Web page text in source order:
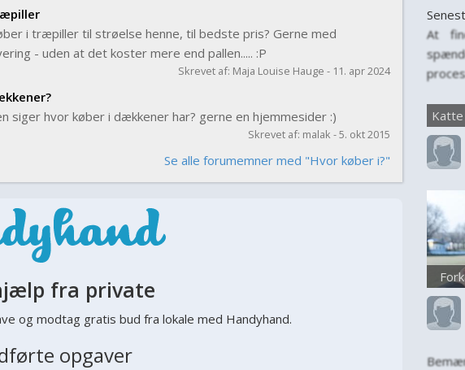
i træpiller til strøelse henne, til bedste pris? Gerne med
- uden at det koster mere end pallen..... :P
Skrevet af: Maja Louise Hauge - 11. apr 2024
siger hvor køber i dækkener har? gerne en hjemmesider :)
Skrevet af: malak - 5. okt 2015
Se alle forumemner med "Hvor køber i?"
fra private
og modtag gratis bud fra lokale med Handyhand.
opgaver
At
til
er
for